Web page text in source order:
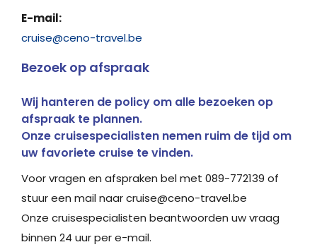
E-mail:
cruise@ceno-travel.be
Bezoek op afspraak
Wij hanteren de policy om alle bezoeken op
afspraak te plannen.
Onze cruisespecialisten nemen ruim de tijd om
uw favoriete cruise te vinden.
Voor vragen en afspraken bel met 089-772139 of
stuur een mail naar cruise@ceno-travel.be
Onze cruisespecialisten beantwoorden uw vraag
binnen 24 uur per e-mail.